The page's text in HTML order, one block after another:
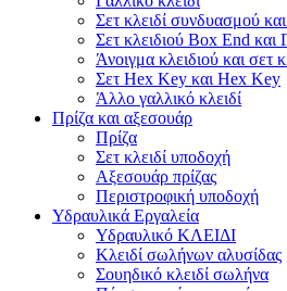
Σετ κλειδί συνδυασμού
Σετ κλειδιού Box End και
Άνοιγμα κλειδιού και σετ
Σετ Hex Key και Hex Key
Άλλο γαλλικό κλειδί
Πρίζα και αξεσουάρ
Πρίζα
Σετ κλειδί υποδοχή
Αξεσουάρ πρίζας
Περιστροφική υποδοχή
Υδραυλικά Εργαλεία
Υδραυλικό ΚΛΕΙΔΙ
Κλειδί σωλήνων αλυσίδας
Σουηδικό κλειδί σωλήνα